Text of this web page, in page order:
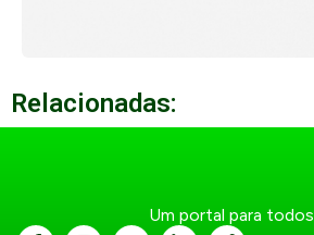
Relacionadas:
Um portal para todos